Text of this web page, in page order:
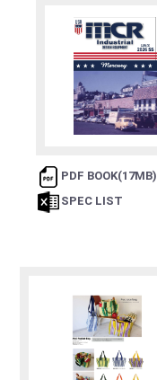
PDF BOOK(17MB)
SPEC LIST